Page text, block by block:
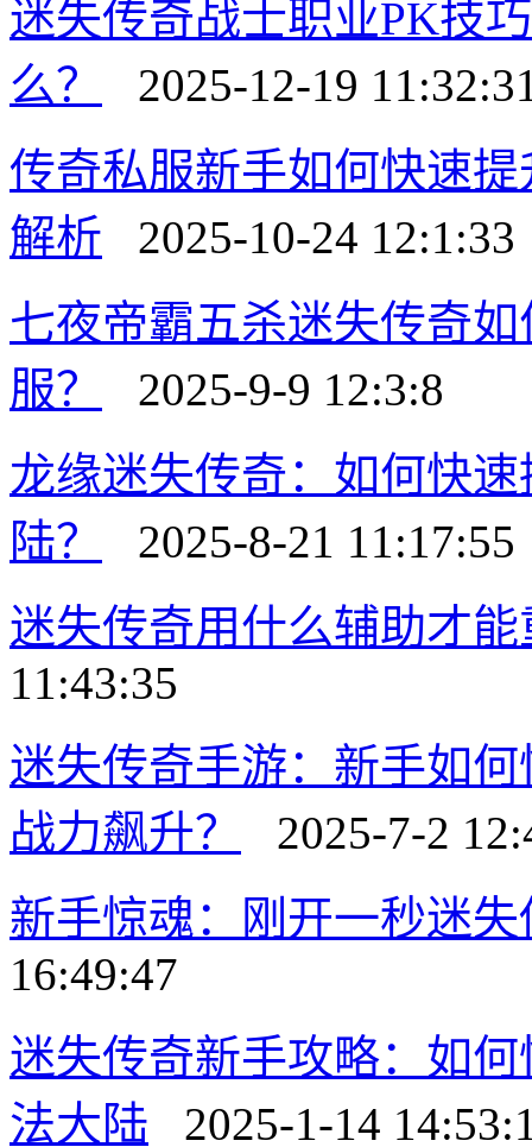
迷失传奇战士职业PK技
么？
2025-12-19
传奇私服新手如何快速
解析 2025-10-24 12:1:33
七夜帝霸五杀迷失传奇
服？
2025-9-9 12:3:8
龙缘迷失传奇：如何快
陆？
2025-8-21 11:17:55
迷失传奇用什么辅助才
11:43:35
迷失传奇手游：新手如
战力飙升？
2025-7-2
新手惊魂：刚开一秒迷
16:49:47
迷失传奇新手攻略：如
法大陆 2025-1-14